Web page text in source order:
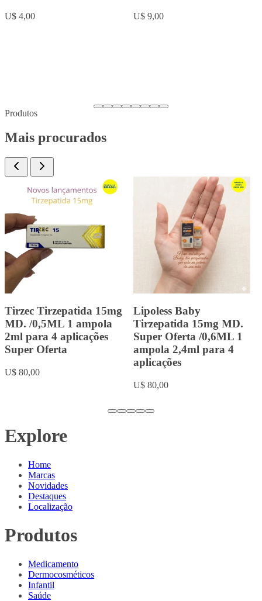
U$ 5,00 U$ 8,00
…
Produtos
Mais procurados
Landerlan Gold Testenat
Depot Enantato de
Testosterona 250mg com
10ml
U$ 18,00
Landerlan Gold
Durateston com 10ml
U$ 20,00
Explore
Home
Marcas
Novidades
Destaques
Localização
Produtos
Medicamento
Dermocosméticos
Infantil
Saúde